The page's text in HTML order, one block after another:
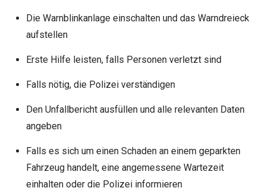
Die Warnblinkanlage einschalten und das Warndreieck
aufstellen
Erste Hilfe leisten, falls Personen verletzt sind
Falls nötig, die Polizei verständigen
Den Unfallbericht ausfüllen und alle relevanten Daten
angeben
Falls es sich um einen Schaden an einem geparkten
Fahrzeug handelt, eine angemessene Wartezeit
einhalten oder die Polizei informieren